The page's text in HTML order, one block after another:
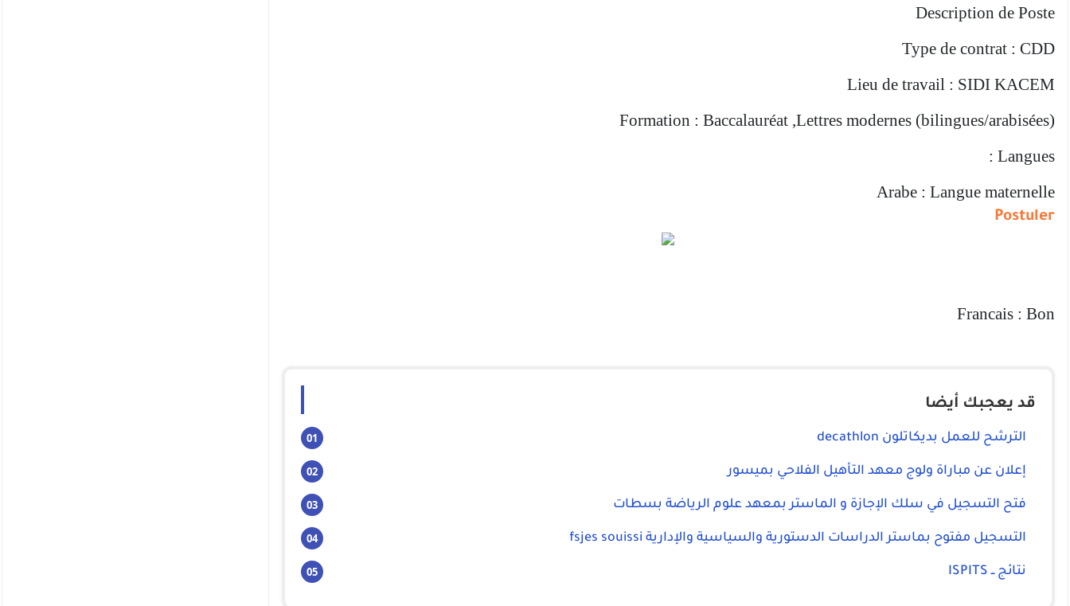
Description de Poste
Type de contrat : CDD
Lieu de travail : SIDI KACEM
Formation : Baccalauréat ,Lettres modernes (bilingues/arabisées)
Langues :
Arabe : Langue maternelle
Postuler
Francais : Bon
قد يعجبك أيضا
الترشح للعمل بديكاتلون decathlon
إعلان عن مباراة ولوج معهد التأهيل الفلاحي بميسور
فتح التسجيل في سلك الإجازة و الماستر بمعهد علوم الرياضة بسطات
التسجيل مفتوح بماستر الدراسات الدستورية والسياسية والإدارية fsjes souissi
نتائج ــ ISPITS